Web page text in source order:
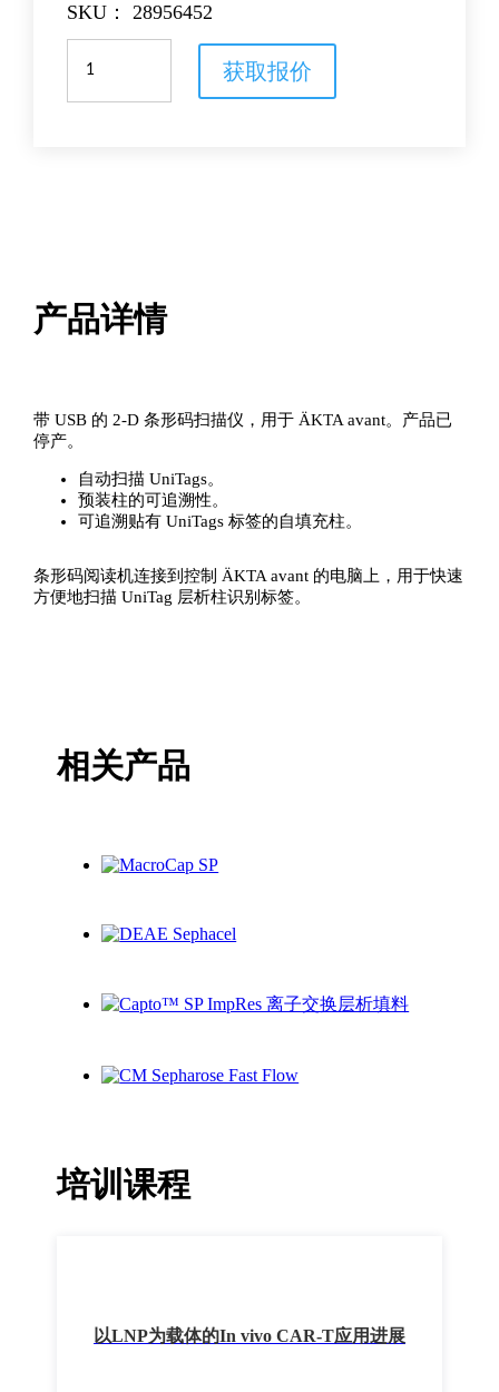
SKU： 28956452
USB
数
量
获取报价
产品详情
带 USB 的 2-D 条形码扫描仪，用于 ÄKTA avant。产品已
停产。
自动扫描 UniTags。
预装柱的可追溯性。
可追溯贴有 UniTags 标签的自填充柱。
条形码阅读机连接到控制 ÄKTA avant 的电脑上，用于快速
方便地扫描 UniTag 层析柱识别标签。
相关产品
培训课程
以LNP为载体的In vivo CAR-T应用进展